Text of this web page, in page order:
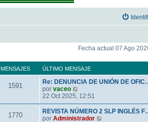
Fecha actual 07 Ago
MENSAJES ÚLTIMO MENSAJE
1591
Re: DENUNCIA DE UNIÓN DE
por vaceo
e
r
ú
l
22 Oct 2025, 12:51
1770
REVISTA NÚMERO 2 SLP INGLÉS
por Administrador